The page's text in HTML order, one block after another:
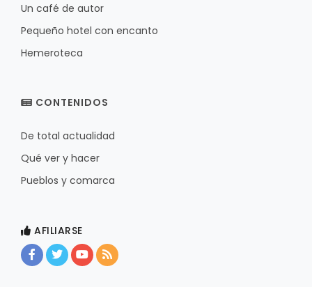
Un café de autor
Pequeño hotel con encanto
Hemeroteca
CONTENIDOS
De total actualidad
Qué ver y hacer
Pueblos y comarca
AFILIARSE